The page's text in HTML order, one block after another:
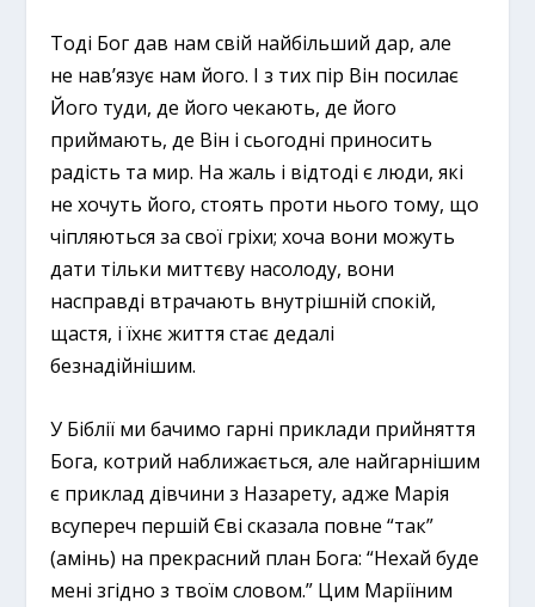
Тоді Бог дав нам свій найбільший дар, але
не нав’язує нам його. І з тих пір Він посилає
Його туди, де його чекають, де його
приймають, де Він і сьогодні приносить
радість та мир. На жаль і відтоді є люди, які
не хочуть його, стоять проти нього тому, що
чіпляються за свої гріхи; хоча вони можуть
дати тільки миттєву насолоду, вони
насправді втрачають внутрішній спокій,
щастя, і їхнє життя стає дедалі
безнадійнішим.
У Біблії ми бачимо гарні приклади прийняття
Бога, котрий наближається, але найгарнішим
є приклад дівчини з Назарету, адже Марія
всупереч першій Єві сказала повне “так”
(амінь) на прекрасний план Бога: “Нехай буде
мені згідно з твоїм словом.” Цим Маріїним